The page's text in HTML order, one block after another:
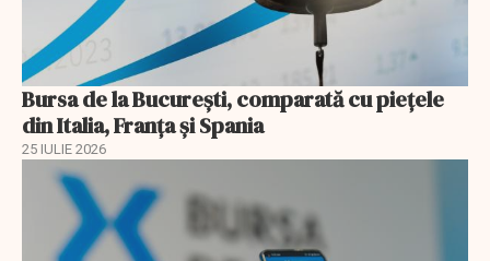
Bursa de la București, comparată cu piețele
din Italia, Franța și Spania
25 IULIE 2026